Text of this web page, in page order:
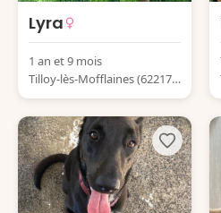
Lyra
1 an et 9 mois
Tilloy-lès-Mofflaines (62217)
France